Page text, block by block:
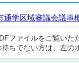
通学区域審議会議事
ファイルをご覧いた
持ちでない方は、左の